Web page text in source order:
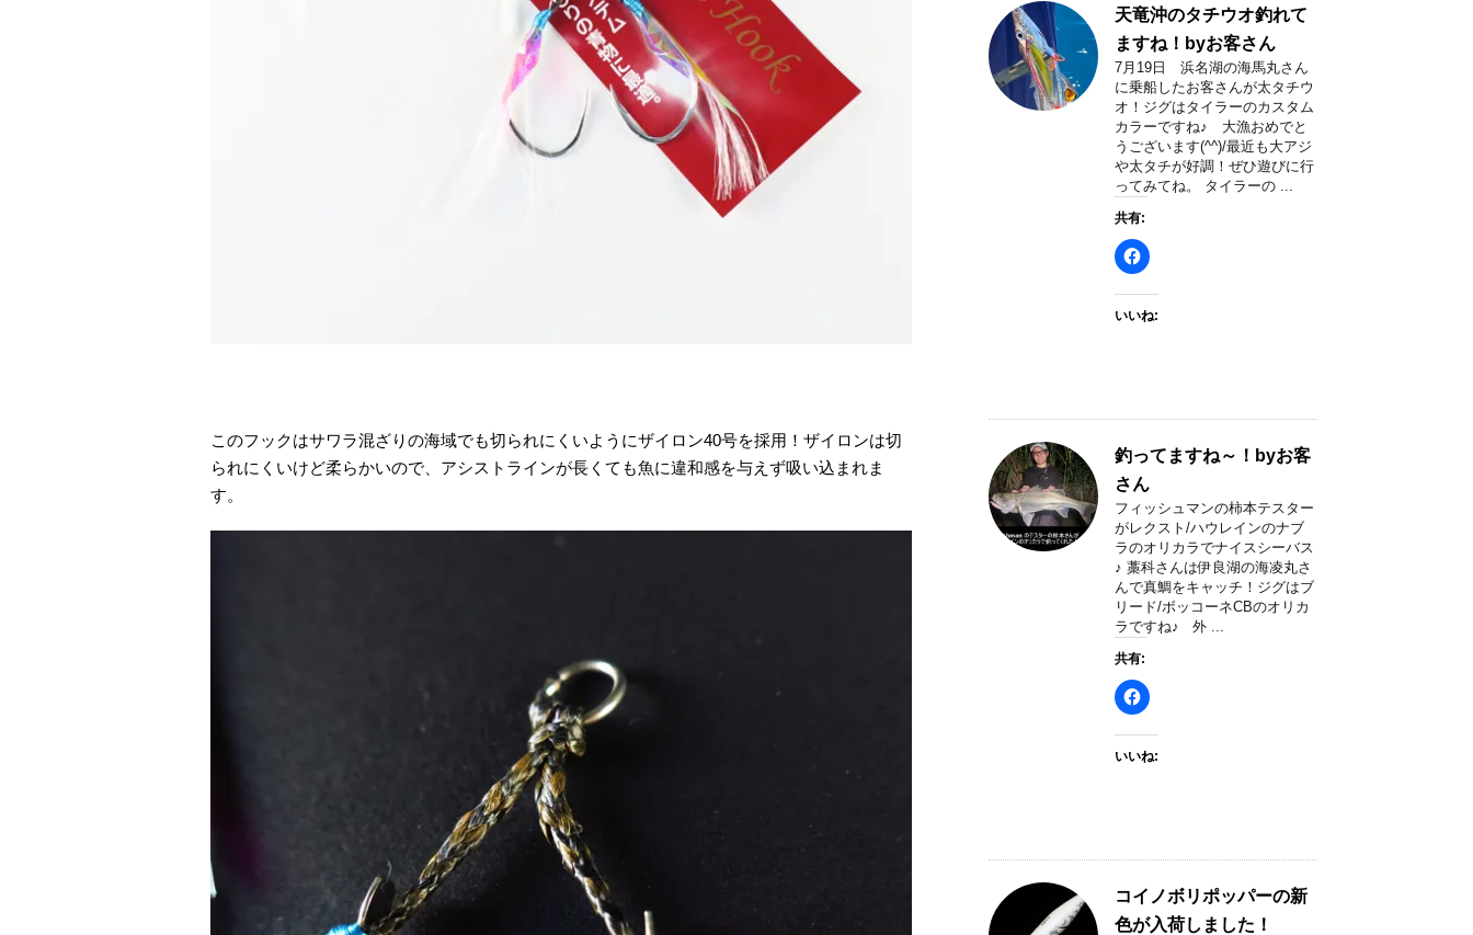
このフックはサワラ混ざりの海域でも切られにくいようにザイロン40号を採用！ザイロンは切
られにくいけど柔らかいので、アシストラインが長くても魚に違和感を与えず吸い込まれま
す。
天竜沖のタチウオ釣れて
ますね！byお客さん
7月19日 浜名湖の海馬丸さん
に乗船したお客さんが太タチウ
オ！ジグはタイラーのカスタム
カラーですね♪ 大漁おめでと
うございます(^^)/最近も大アジ
や太タチが好調！ぜひ遊びに行
ってみてね。 タイラーの ...
共有:
いいね:
釣ってますね～！byお客
さん
フィッシュマンの柿本テスター
がレクスト/ハウレインのナブ
ラのオリカラでナイスシーバス
♪ 藁科さんは伊良湖の海凌丸さ
んで真鯛をキャッチ！ジグはブ
リード/ボッコーネCBのオリカ
ラですね♪ 外 ...
共有:
いいね:
コイノボリポッパーの新
色が入荷しました！